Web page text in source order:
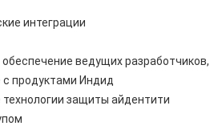
интеграции
ведущих разработчиков,
продуктами Индид
защиты айдентити